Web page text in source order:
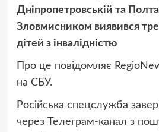
Дніпропетровській та
Зловмисником виявився
дітей з інвалідністю
Про це повідомляє
на СБУ.
Російська спецслужба
через Телеграм-канал з